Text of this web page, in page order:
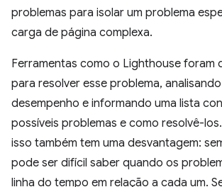
problemas para isolar um problema
carga de página complexa.
Ferramentas como o Lighthouse foram
para resolver esse problema,
desempenho e informando uma lista
possíveis problemas e como resolvê-
isso também tem uma desvantagem:
pode ser difícil saber quando os
linha do tempo em relação a cada um.